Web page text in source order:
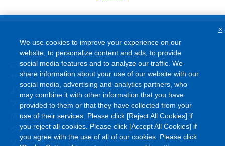
ご利用条件
サイトマップ
よくあるご質問
プライバシーポリシー
情報セキュリティポリシー
クッキーポリシー
ソーシャルメディアポリシー
We use cookies to improve your experience on our
website, to personalize content and ads, to provide
social media features and to analyze our traffic. We
share information about your use of our website with our
social media, advertising and analytics partners, who
may combine it with other information that you have
provided to them or that they have collected from your
use of their services. Please click [Reject All Cookies] if
you reject all cookies. Please click [Accept All Cookies] if
you agree with the use of all of our cookies. Please click
×